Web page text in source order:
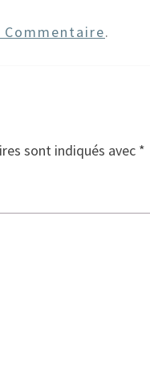
.
sont indiqués avec *